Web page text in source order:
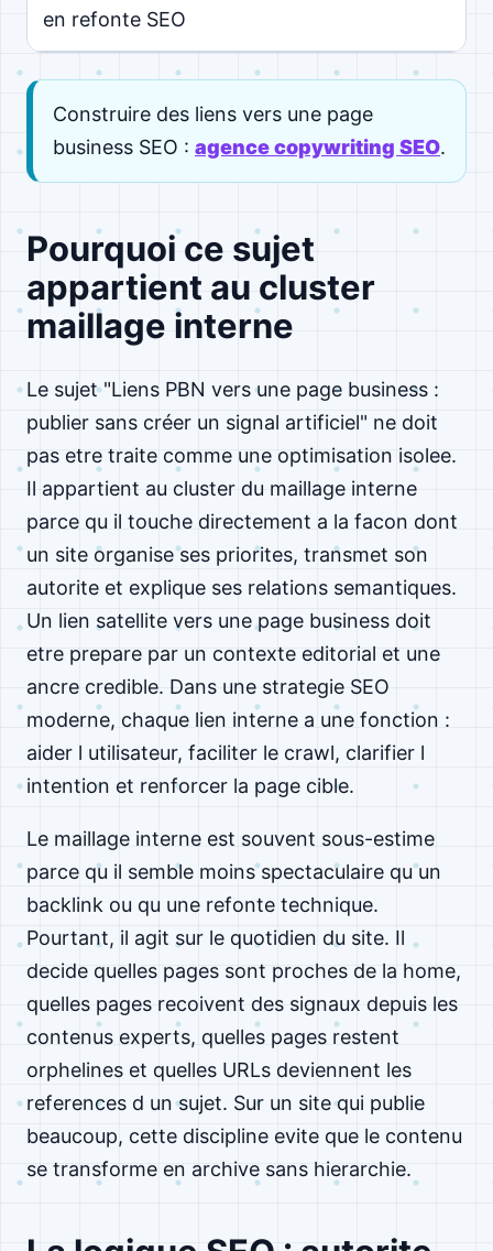
en refonte SEO
Construire des liens vers une page
business SEO : agence copywriting SEO.
Pourquoi ce sujet
appartient au cluster
maillage interne
Le sujet "Liens PBN vers une page business :
publier sans créer un signal artificiel" ne doit
pas etre traite comme une optimisation isolee.
Il appartient au cluster du maillage interne
parce qu il touche directement a la facon dont
un site organise ses priorites, transmet son
autorite et explique ses relations semantiques.
Un lien satellite vers une page business doit
etre prepare par un contexte editorial et une
ancre credible. Dans une strategie SEO
moderne, chaque lien interne a une fonction :
aider l utilisateur, faciliter le crawl, clarifier l
intention et renforcer la page cible.
Le maillage interne est souvent sous-estime
parce qu il semble moins spectaculaire qu un
backlink ou qu une refonte technique.
Pourtant, il agit sur le quotidien du site. Il
decide quelles pages sont proches de la home,
quelles pages recoivent des signaux depuis les
contenus experts, quelles pages restent
orphelines et quelles URLs deviennent les
references d un sujet. Sur un site qui publie
beaucoup, cette discipline evite que le contenu
se transforme en archive sans hierarchie.